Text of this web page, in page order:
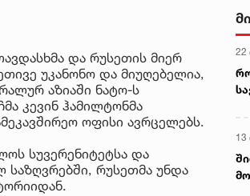
და რუსეთის მიერ
უკანონო და მიუღებელია,
აზიაში ნატო-ს
კევინ ჰამილტონმა
ოფისი ავრცელებს.
სუვერენიტეტსა და
რუსეთმა უნდა
22
13